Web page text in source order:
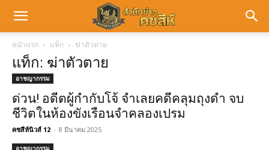
หน้าแรก แท็ก ฆ่าตัวตาย
แท็ก: ฆ่าตัวตาย
อาชญากรรม
ด่วน! อดีตผู้กำกับโจ้ จำเลยคดีคลุมถุงดำ จบ
ชีวิตในห้องขังเรือนจำคลองเปรม
คชสีห์นิวส์ 12 - 8 มีนาคม 2025
อาชญากรรม